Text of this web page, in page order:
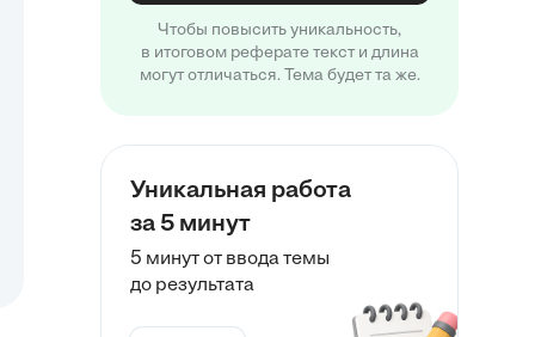
Чтобы повысить уникальность,
в итоговом реферате текст и длина
могут отличаться. Тема будет та же.
Уникальная работа
за 5 минут
5 минут от ввода темы
до результата